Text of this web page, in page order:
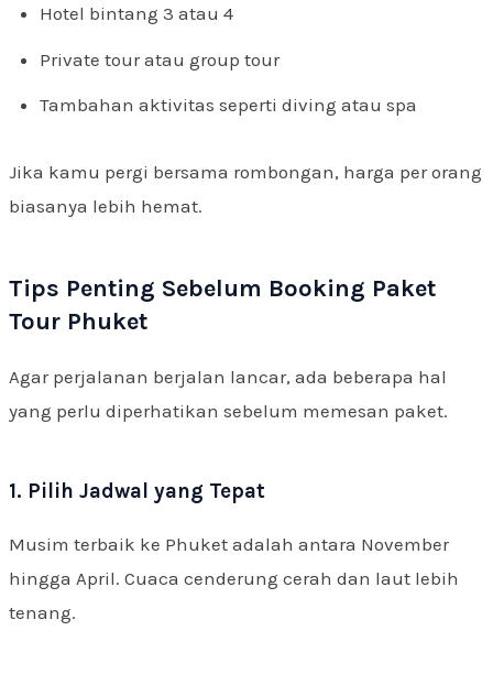
Hotel bintang 3 atau 4
Private tour atau group tour
Tambahan aktivitas seperti diving atau spa
Jika kamu pergi bersama rombongan, harga per orang
biasanya lebih hemat.
Tips Penting Sebelum Booking Paket
Tour Phuket
Agar perjalanan berjalan lancar, ada beberapa hal
yang perlu diperhatikan sebelum memesan paket.
1. Pilih Jadwal yang Tepat
Musim terbaik ke Phuket adalah antara November
hingga April. Cuaca cenderung cerah dan laut lebih
tenang.